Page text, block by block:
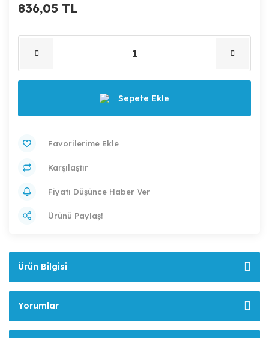
836,05 TL
Sepete Ekle
Karşılaştır
Fiyatı Düşünce Haber Ver
Ürünü Paylaş!
Ürün Bilgisi
Yorumlar